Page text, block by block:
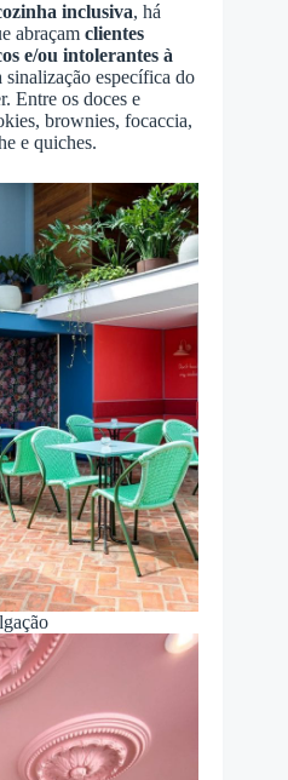
inclusiva, há
abraçam clientes
e/ou intolerantes à
sinalização específica do
Entre os doces e
brownies, focaccia,
e quiches.